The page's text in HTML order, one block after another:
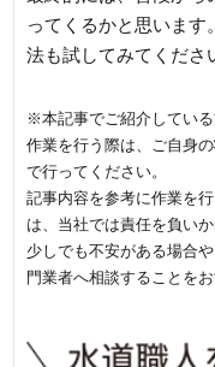
ってくるかと思いま
法も試してみてくださ
※本記事でご紹介している
作業を行う際は、ご自身
で行ってください。
記事内容を参考に作業を
は、当社では責任を負いか
少しでも不安がある場合
門業者へ相談することをお